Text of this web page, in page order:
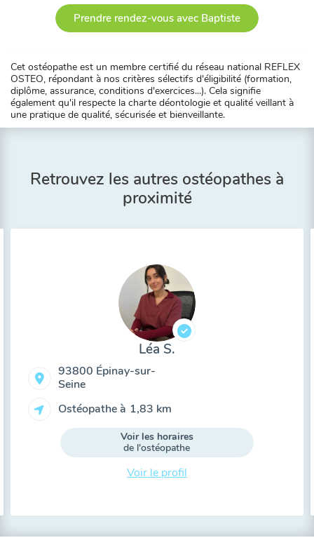
Prendre rendez-vous avec Baptiste
Cet ostéopathe est un membre certifié du réseau national REFLEX
OSTEO, répondant à nos critères sélectifs d'éligibilité (formation,
diplôme, assurance, conditions d'exercices...). Cela signifie
également qu'il respecte la charte déontologie et qualité veillant à
une pratique de qualité, sécurisée et bienveillante.
Retrouvez les autres ostéopathes à
proximité
Léa S.
93800 Épinay-sur-
Seine
Ostéopathe à 1,83 km
Voir les horaires
de l'ostéopathe
Voir le profil